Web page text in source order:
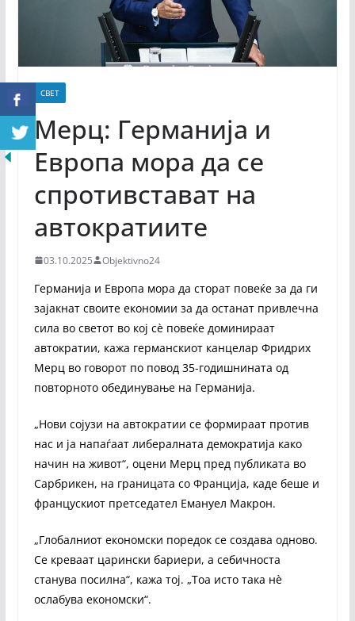
СВЕТ
Мерц: Германија и
Европа мора да се
спротивстават на
автократиите
03.10.2025 Objektivno24
Германија и Европа мора да сторат повеќе за да ги
зајакнат своите економии за да останат привлечна
сила во светот во кој сè повеќе доминираат
автократии, кажа германскиот канцелар Фридрих
Мерц во говорот по повод 35-годишнината од
повторното обединување на Германија.
„Нови сојузи на автократии се формираат против
нас и ја напаѓаат либералната демократија како
начин на живот“, оцени Мерц пред публиката во
Сарбрикен, на границата со Франција, каде беше и
францускиот претседател Емануел Макрон.
„Глобалниот економски поредок се создава одново.
Се креваат царински бариери, а себичноста
станува посилна“, кажа тој. „Тоа исто така нè
ослабува економски“.